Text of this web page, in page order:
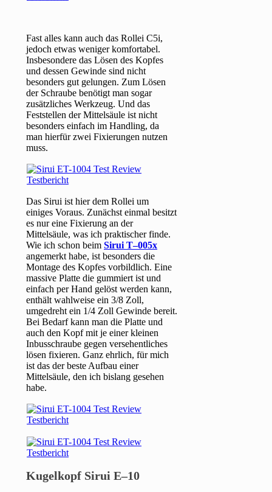
Fast alles kann auch das Rollei C5i,
jedoch etwas weniger komfortabel.
Insbesondere das Lösen des Kopfes
und dessen Gewinde sind nicht
besonders gut gelungen. Zum Lösen
der Schraube benötigt man sogar
zusätzliches Werkzeug. Und das
Feststellen der Mittelsäule ist nicht
besonders einfach im Handling, da
man hierfür zwei Fixierungen nutzen
muss.
Das Sirui ist hier dem Rollei um
einiges Voraus. Zunächst einmal besitzt
es nur eine Fixierung an der
Mittelsäule, was ich praktischer finde.
Wie ich schon beimSirui T–005x
angemerkt habe, ist besonders die
Montage des Kopfes vorbildlich. Eine
massive Platte die gummiert ist und
einfach per Hand gelöst werden kann,
enthält wahlweise ein 3/8 Zoll,
umgedreht ein 1/4 Zoll Gewinde bereit.
Bei Bedarf kann man die Platte und
auch den Kopf mit je einer kleinen
Inbusschraube gegen versehentliches
lösen fixieren. Ganz ehrlich, für mich
ist das der beste Aufbau einer
Mittelsäule, den ich bislang gesehen
habe.
Kugelkopf Sirui E–10